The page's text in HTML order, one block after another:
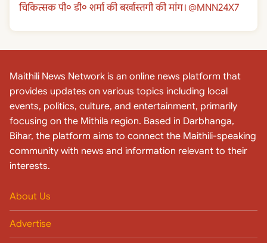
चिकित्सक पी० डी० शर्मा की बर्खास्तगी की मांग। @MNN24X7
Maithili News Network is an online news platform that
provides updates on various topics including local
events, politics, culture, and entertainment, primarily
focusing on the Mithila region. Based in Darbhanga,
Bihar, the platform aims to connect the Maithili-speaking
community with news and information relevant to their
interests.
About Us
Advertise